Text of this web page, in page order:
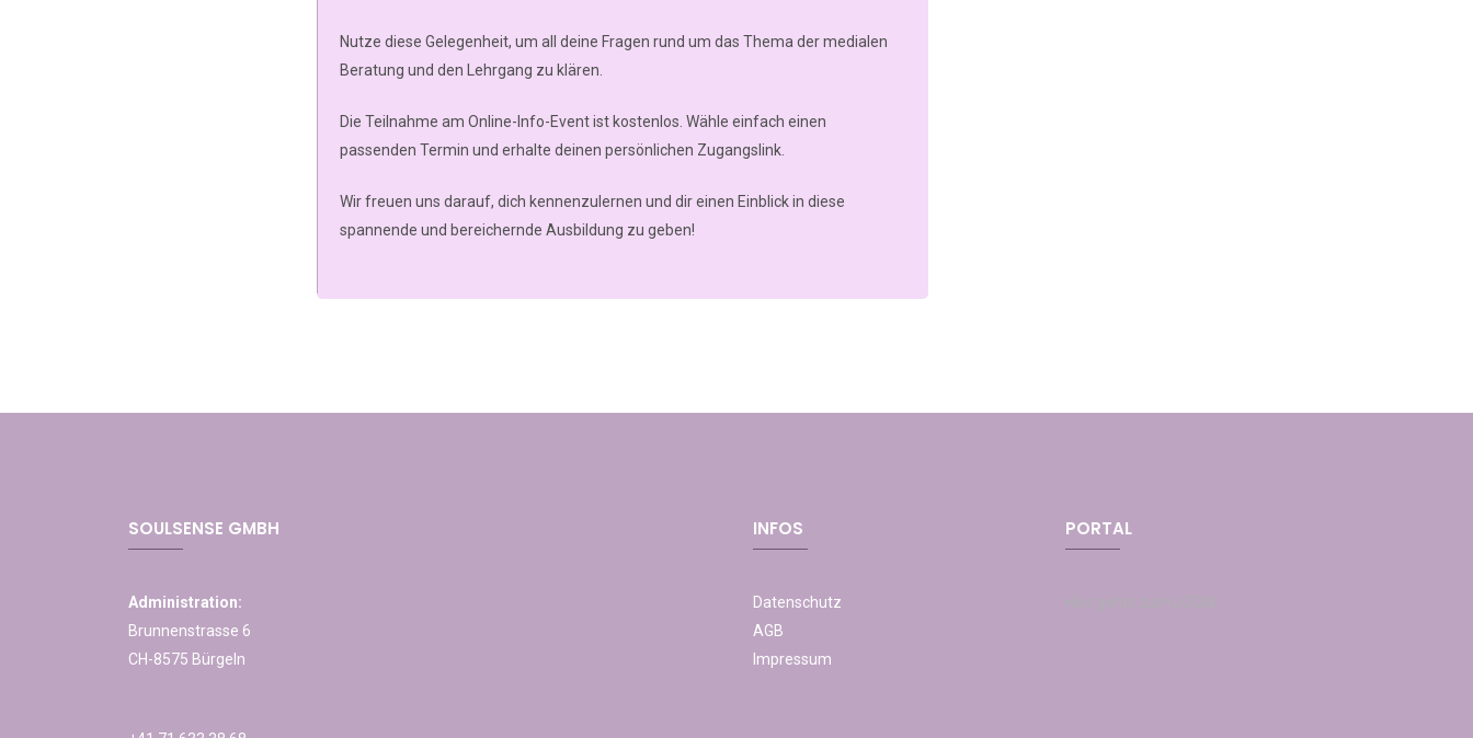
Nutze diese Gelegenheit, um all deine Fragen rund um das Thema der medialen
Beratung und den Lehrgang zu klären.
Die Teilnahme am Online-Info-Event ist kostenlos. Wähle einfach einen
passenden Termin und erhalte deinen persönlichen Zugangslink.
Wir freuen uns darauf, dich kennenzulernen und dir einen Einblick in diese
spannende und bereichernde Ausbildung zu geben!
SOULSENSE GMBH
Administration:
Brunnenstrasse 6
CH-8575 Bürgeln
INFOS
Datenschutz
AGB
Impressum
PORTAL